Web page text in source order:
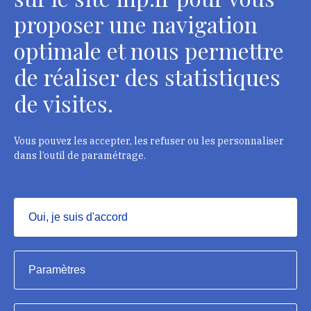
Contacts
Département des restaurateurs
124 rue Henri Barbusse - 93300 Aubervilliers
Contacts
Institut national du patrimoine, 2023
Mentions légales
proposer une navigation
optimale et nous permettre
de réaliser des statistiques
de visites.
Vous pouvez les accepter, les refuser ou les personnaliser
dans l’outil de paramétrage.
Oui, je suis d'accord
Masquer
Paramètres